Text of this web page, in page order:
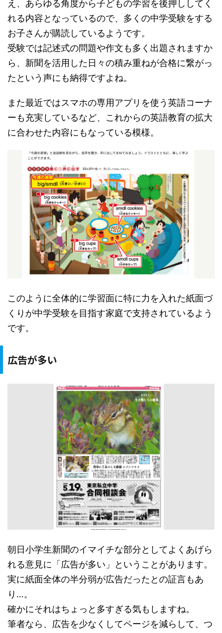
え、あらゆる角度から子どもの学習を後押ししてく
れる内容となっているので、多くの中学受験をする
お子さんが購読しているようです。
受験では記述式の問題や作文も多く出題されますか
ら、新聞を活用した日々の積み重ねが合格に繋がっ
たという声にも納得ですよね。
また最近ではスマホの専用アプリを使う英語コーナ
ーも充実しているなど、これからの英語教育の拡大
に合わせた内容にもなっている模様。
このように全体的に学習面に特に力を入れた紙面づ
くりが中学受験を目指す家庭で支持されているよう
です。
広告が多い
朝日小学生新聞のイマイチな部分としてよくあげら
れる意見に「広告が多い」ということがあります。
実に紙面全体の半分弱が広告だったとの証言もあ
り…。
確かにそれはちょっと多すぎる気もしますね。
筆者なら、広告を少なくしてページを減らして、つ